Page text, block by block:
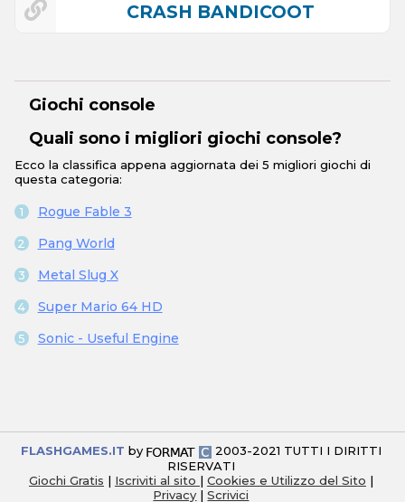
CRASH BANDICOOT
Giochi console
Quali sono i migliori giochi console?
Ecco la classifica appena aggiornata dei 5 migliori giochi di
questa categoria:
Rogue Fable 3
Pang World
Metal Slug X
Super Mario 64 HD
Sonic - Useful Engine
FLASHGAMES.IT by
2003-2021 TUTTI I DIRITTI
RISERVATI
Giochi Gratis | Iscriviti al sito | Cookies e Utilizzo del Sito |
Privacy |Scrivici